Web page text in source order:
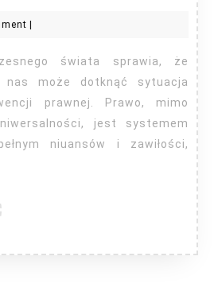
z
pomocy
adwokata?
|
nas może dotknąć sytuacja
prawnej. Prawo, mimo
jest systemem
niuansów i zawiłości,